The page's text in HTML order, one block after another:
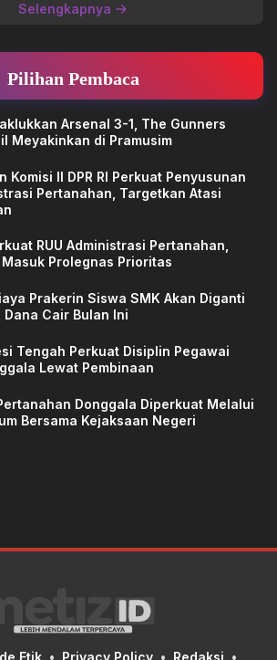
Selengkapnya
Pilihan Pembaca
Arsenal 3-1, The Gunners
Meyakinkan di Pramusim
Komisi II DPR RI Perkuat Penyusunan
Pertanahan, Targetkan Atasi
RUU Administrasi Pertanahan,
Prolegnas Prioritas
Prakerin Siswa SMK Akan Diganti
Dana Cair Bulan Ini
Tengah Perkuat Disiplin Pegawai
Lewat Pembinaan
Donggala Diperkuat Melalui
Bersama Kejaksaan Negeri
Etik Privacy Policy Redaksi